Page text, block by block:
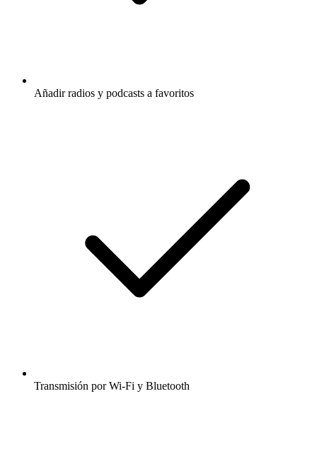
Añadir radios y podcasts a favoritos
Transmisión por Wi-Fi y Bluetooth